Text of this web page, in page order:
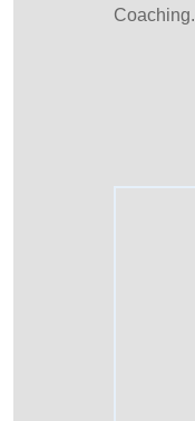
Coaching.